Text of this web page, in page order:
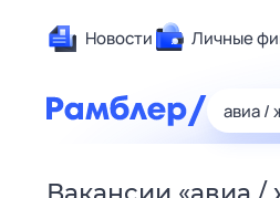
Новости Личные